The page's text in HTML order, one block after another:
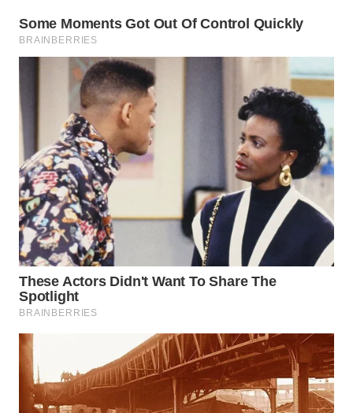
WN
PURWAKARTA
PRIANGAN
TIMUR
WN
SEMARANG
WN
SOLO
WN
BOROBUDUR
MADURA
WN